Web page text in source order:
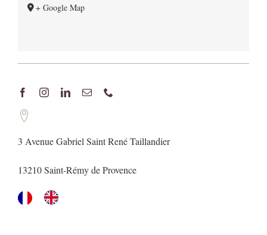
+ Google Map
3 Avenue Gabriel Saint René Taillandier
13210 Saint-Rémy de Provence